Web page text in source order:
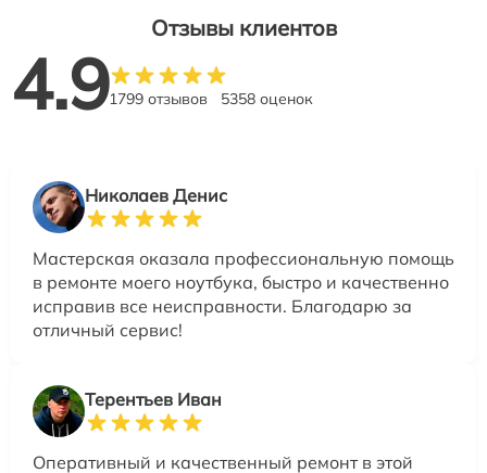
Отзывы клиентов
4.91799 отзывов 5358 оценок
Николаев Денис
Мастерская оказала профессиональную помощь
в ремонте моего ноутбука, быстро и качественно
исправив все неисправности. Благодарю за
отличный сервис!
Терентьев Иван
Оперативный и качественный ремонт в этой